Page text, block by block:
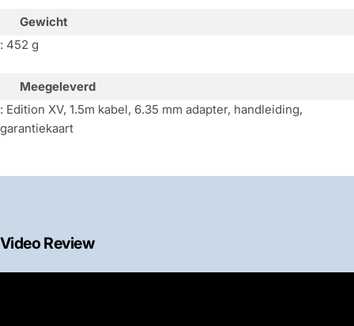
Gewicht
: 452 g
Meegeleverd
: Edition XV, 1.5m kabel, 6.35 mm adapter, handleiding,
garantiekaart
Video Review